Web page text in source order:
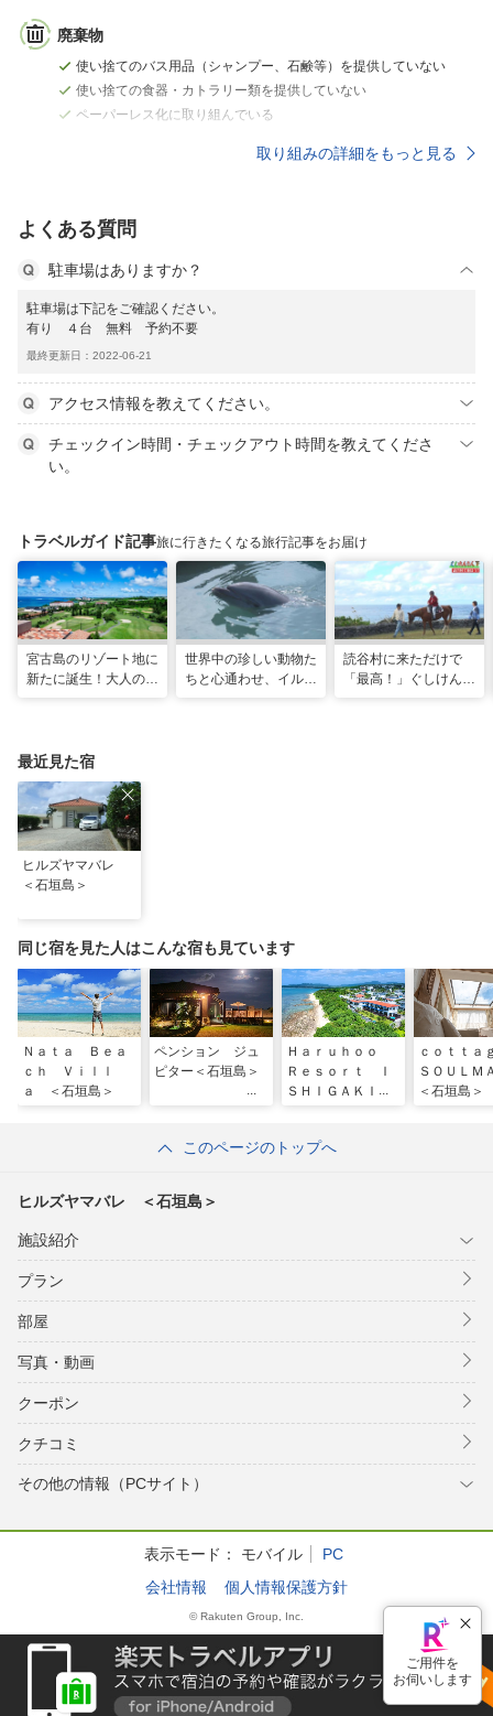
廃棄物
使い捨てのバス用品（シャンプー、石鹸等）を提供していない
使い捨ての食器・カトラリー類を提供していない
ペーパーレス化に取り組んでいる
取り組みの詳細をもっと見る
よくある質問
駐車場はありますか？
駐車場は下記をご確認ください。
有り ４台 無料 予約不要
最終更新日：2022-06-21
アクセス情報を教えてください。
チェックイン時間・チェックアウト時間を教えてくださ
い。
トラベルガイド記事旅に行きたくなる旅行記事をお届け
宮古島のリゾート地に
新たに誕生！大人の特
世界中の珍しい動物た
ちと心通わせ、イルカ
読谷村に来ただけで
「最高！」ぐしけんさ
最近見た宿
ヒルズヤマバレ
＜石垣島＞
同じ宿を見た人はこんな宿も見ています
Ｎａｔａ Ｂｅａ
ｃｈ Ｖｉｌｌ
ａ ＜石垣島＞
ペンション ジュ
ピター＜石垣島＞
Ｈａｒｕｈｏｏ
Ｒｅｓｏｒｔ Ｉ
ＳＨＩＧＡＫＩ＜
ｃｏｔｔ
ＳＯＵＬＭ
＜石垣島＞
このページのトップへ
ヒルズヤマバレ ＜石垣島＞
施設紹介
プラン
部屋
写真・動画
クーポン
クチコミ
その他の情報（PCサイト）
表示モード： モバイル
PC
会社情報
個人情報保護方針
© Rakuten Group, Inc.
ご用件を
お伺いします